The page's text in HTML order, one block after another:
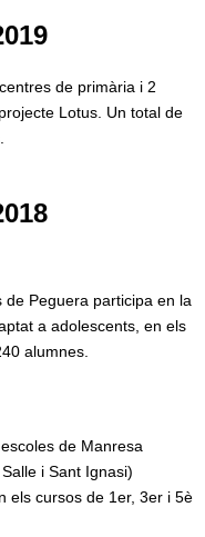
de primària i 2
Lotus. Un total de
Peguera participa en la
a adolescents, en els
alumnes.
de Manresa
i Sant Ignasi)
els cursos de 1er, 3er i 5è